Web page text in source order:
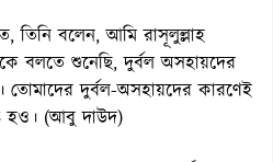
তিনি বলেন, আমি রাসূলুল্লাহ
বলতে শুনেছি, দুর্বল অসহায়দের
দুর্বল-অসহায়দের কারণেই
হও। (আবু দাউদ)